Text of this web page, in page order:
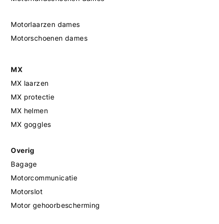
Motorlaarzen dames
Motorschoenen dames
MX
MX laarzen
MX protectie
MX helmen
MX goggles
Overig
Bagage
Motorcommunicatie
Motorslot
Motor gehoorbescherming